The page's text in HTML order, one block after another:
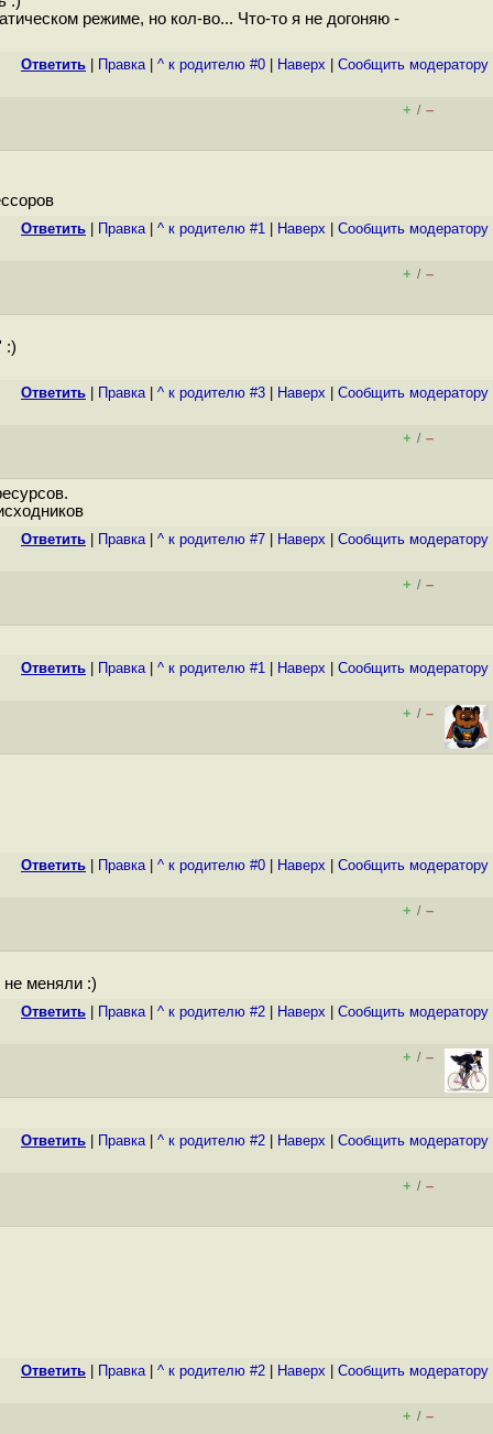
режиме, но кол-во... Что-то я не догоняю -
Ответить Правка| ^ к родителю #0 Наверх Cообщить модератору
+ / –
Ответить Правка| ^ к родителю #1 Наверх Cообщить модератору
+ / –
:)
Ответить Правка| ^ к родителю #3 Наверх Cообщить модератору
+ / –
Ответить Правка| ^ к родителю #7 Наверх Cообщить модератору
+ / –
Ответить Правка| ^ к родителю #1 Наверх Cообщить модератору
+ / –
Ответить Правка| ^ к родителю #0 Наверх Cообщить модератору
+ / –
не меняли :)
Ответить Правка| ^ к родителю #2 Наверх Cообщить модератору
+ / –
Ответить Правка| ^ к родителю #2 Наверх Cообщить модератору
+ / –
Ответить Правка| ^ к родителю #2 Наверх Cообщить модератору
+ / –